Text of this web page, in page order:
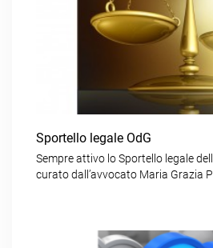
Sportello legale OdG
Sempre attivo lo Sportello legale
curato dall’avvocato Maria Grazia